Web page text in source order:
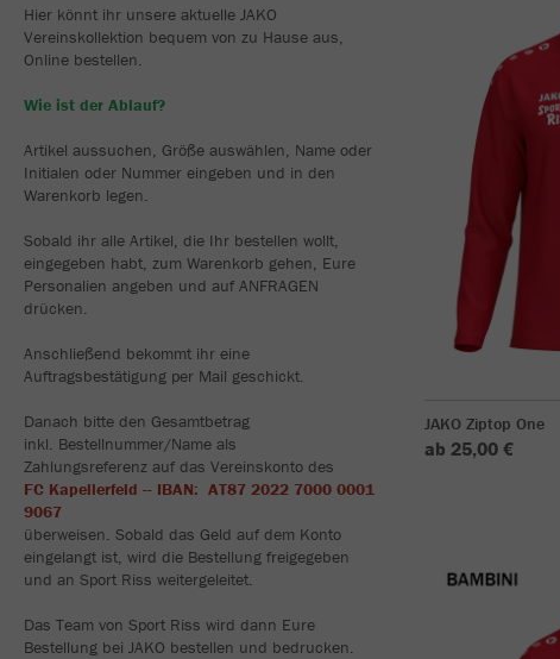
Hier könnt ihr unsere aktuelle JAKO
Vereinskollektion bequem von zu Hause aus,
Online bestellen.
Wie ist der Ablauf?
Artikel aussuchen, Größe auswählen, Name oder
Initialen oder Nummer eingeben und in den
Warenkorb legen.
Sobald ihr alle Artikel, die Ihr bestellen wollt,
eingegeben habt, zum Warenkorb gehen, Eure
Personalien angeben und auf ANFRAGEN
drücken.
Anschließend bekommt ihr eine
Auftragsbestätigung per Mail geschickt.
Danach bitte den Gesamtbetrag
inkl. Bestellnummer/Name als
Zahlungsreferenz auf das Vereinskonto des
FC Kapellerfeld -- IBAN: AT87 2022 7000 0001
9067
überweisen. Sobald das Geld auf dem Konto
eingelangt ist, wird die Bestellung freigegeben
und an Sport Riss weitergeleitet.
Das Team von Sport Riss wird dann Eure
Bestellung bei JAKO bestellen und bedrucken.
JAKO Ziptop One
ab 25,00 €